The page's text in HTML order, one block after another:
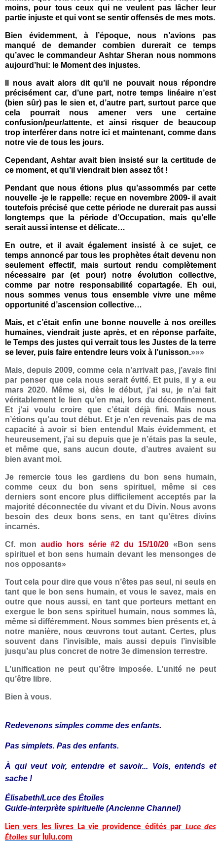
moins, pour tous ceux qui ne veulent pas lâcher leur
partie injuste et qui vont se sentir offensés de mes mots.
Bien évidemment, à l’époque, nous n’avions pas
manqué de demander combien durerait ce temps
qu’avec le commandeur Ashtar Sheran nous nommons
aujourd’hui: le Moment des injustes.
Il nous avait alors dit qu’il ne pouvait nous répondre
précisément car, d’une part, notre temps linéaire n’est
(bien sûr) pas le sien et, d’autre part, surtout parce que
cela pourrait nous amener vers une certaine
confusion/peur/attente, et ainsi risquer de beaucoup
trop interférer dans notre ici et maintenant, comme dans
notre vie de tous les jours.
Cependant, Ashtar avait bien insisté sur la certitude de
ce moment, et qu’il viendrait bien assez tôt !
Pendant que nous étions plus qu’assommés par cette
nouvelle -je le rappelle: reçue en novembre 2009- il avait
toutefois précisé que cette période ne durerait pas aussi
longtemps que la période d’Occupation, mais qu’elle
serait aussi intense et délicate…
En outre, et il avait également insisté à ce sujet, ce
temps annoncé par tous les prophètes était devenu non
seulement effectif, mais surtout rendu complètement
nécessaire par (et pour) notre évolution collective,
comme par notre responsabilité copartagée. Eh oui,
nous sommes venus tous ensemble vivre une même
opportunité d’ascension collective…
Mais, et c’était enfin une bonne nouvelle à nos oreilles
humaines, viendrait juste après, et en réponse parfaite,
le Temps des justes qui verrait tous les Justes de la terre
se lever, puis faire entendre leurs voix à l’unisson.»»»
Mais, depuis 2009, comme cela n’arrivait pas, j’avais fini
par penser que cela nous serait évité. Et puis, il y a eu
mars 2020. Même si, dès le début, j’ai su, je n’ai fait
véritablement le lien qu’en mai, lors du déconfinement.
Et j’ai voulu croire que c’était déjà fini. Mais nous
n’étions qu’au tout début. Et je n’en revenais pas de ma
capacité à avoir si bien entendu! Mais évidemment, et
heureusement, j’ai su depuis que je n’étais pas la seule,
et même que, sans aucun doute, d’autres avaient su
bien avant moi.
Je remercie tous les gardiens du bon sens humain,
comme ceux du bon sens spirituel, même si ces
derniers sont encore plus difficilement acceptés par la
majorité déconnectée du vivant et du Divin. Nous avons
besoin des deux bons sens, en tant qu’êtres divins
incarnés.
Cf. mon audio hors série #2 du 15/10/20 «Bon sens
spirituel et bon sens humain devant les mensonges de
nos opposants»
Tout cela pour dire que vous n’êtes pas seul, ni seuls en
tant que le bon sens humain, et vous le savez, mais en
outre que nous aussi, en tant que porteurs mettant en
exergue le bon sens spirituel humain, nous sommes là,
même si différemment. Nous sommes bien présents et, à
notre manière, nous œuvrons tout autant. Certes, plus
souvent dans l’invisible, mais aussi depuis l’invisible
jusqu’au plus concret de notre 3e dimension terrestre.
L’unification ne peut qu’être imposée. L’unité ne peut
qu’être libre.
Bien à vous.
Redevenons simples comme des enfants.
Pas simplets. Pas des enfants.
À qui veut voir, entendre et savoir... Vois, entends et
sache !
Élisabeth/Luce des Étoiles
Guide-interprète spirituelle (Ancienne Channel)
Lien vers les livres La vie providence édités par Luce des
Étoiles sur lulu.com